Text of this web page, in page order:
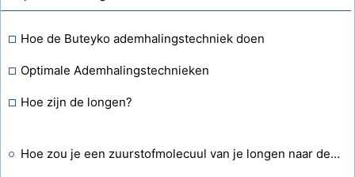
Hoe de Buteyko ademhalingstechniek doen
Optimale Ademhalingstechnieken
Hoe zijn de longen?
Hoe zou je een zuurstofmolecuul van je longen naar de linker babyteen kunnen traceren?